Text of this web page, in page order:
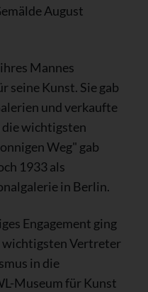
August
Mannes
seine Kunst. Sie gab
und verkaufte
die wichtigsten
Weg" gab
1933 als
in Berlin.
Engagement ging
wichtigsten Vertreter
in die
Museum für Kunst